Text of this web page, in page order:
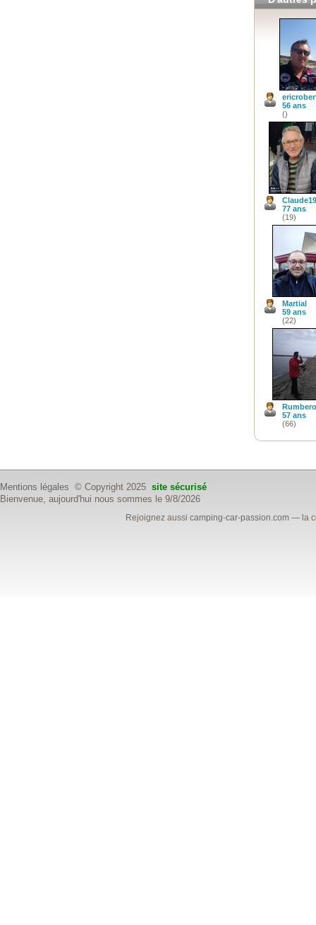
56 ans
()
77 ans
(19)
Martial
59 ans
(22)
Rumbero
57 ans
(66)
Mentions légales © Copyright 2025 site sécurisé
Bienvenue, aujourd'hui nous sommes le 9/8/2026
Rejoignez aussicamping-car-passion.com — la